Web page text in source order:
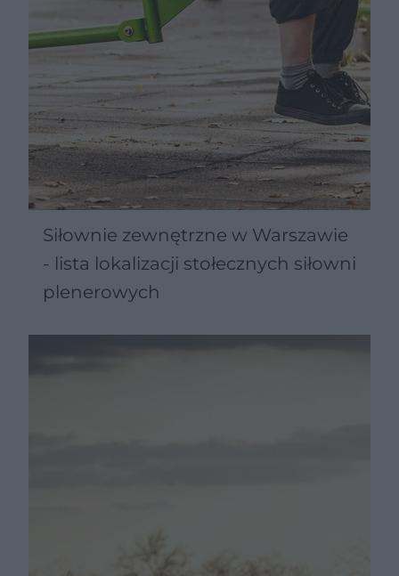
Siłownie zewnętrzne w Warszawie
- lista lokalizacji stołecznych siłowni
plenerowych